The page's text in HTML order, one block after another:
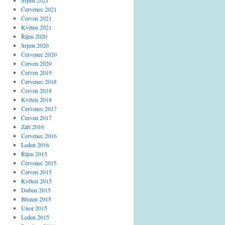
Červenec 2021
Červen 2021
Květen 2021
Říjen 2020
Srpen 2020
Červenec 2020
Červen 2020
Červen 2019
Červenec 2018
Červen 2018
Květen 2018
Červenec 2017
Červen 2017
Září 2016
Červenec 2016
Leden 2016
Říjen 2015
Červenec 2015
Červen 2015
Květen 2015
Duben 2015
Březen 2015
Únor 2015
Leden 2015